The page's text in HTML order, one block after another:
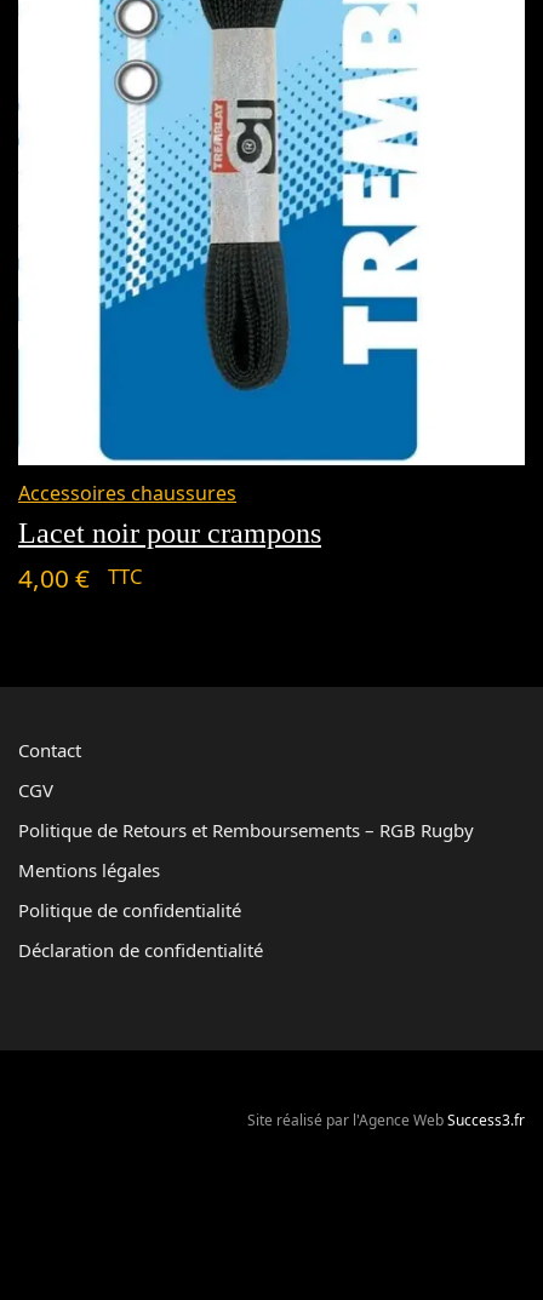
Accessoires chaussures
Lacet noir pour crampons
4,00 € TTC
Contact
CGV
Politique de Retours et Remboursements – RGB Rugby
Mentions légales
Politique de confidentialité
Déclaration de confidentialité
Site réalisé par l'Agence WebSuccess3.fr